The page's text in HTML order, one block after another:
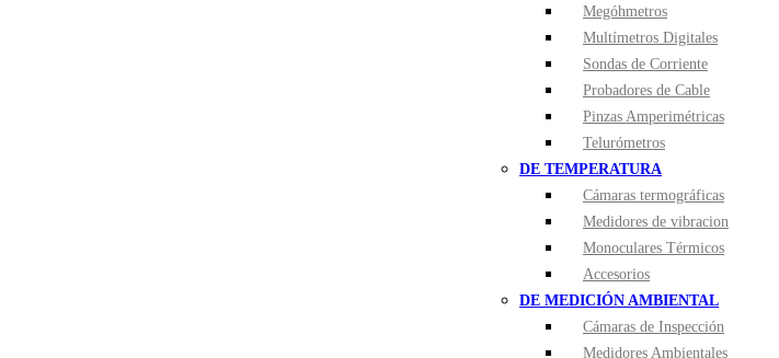
Megóhmetros
Multímetros Digitales
Sondas de Corriente
Probadores de Cable
Pinzas Amperimétricas
Telurómetros
DE TEMPERATURA
Cámaras termográficas
Medidores de vibracion
Monoculares Térmicos
Accesorios
DE MEDICIÓN AMBIENTAL
Cámaras de Inspección
Medidores Ambientales